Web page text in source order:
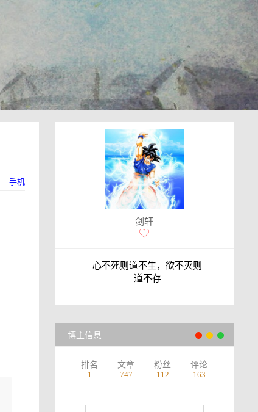
手机
剑轩
心不死则道不生，欲不灭则
道不存
博主信息
排名
1
文章
747
粉丝
112
评论
163